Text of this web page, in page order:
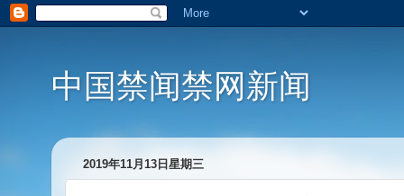
中国禁闻禁网新闻
2019年11月13日星期三